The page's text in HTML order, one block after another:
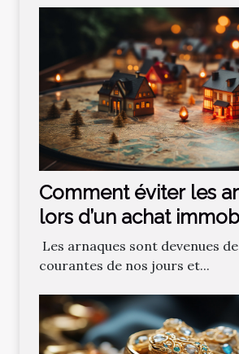
Comment‌ ‌éviter‌ ‌les‌
‌lors‌ ‌d’un‌ ‌achat‌
Les‌ ‌arnaques‌ ‌sont‌ ‌devenues‌
‌courantes‌ ‌de‌ ‌nos‌ ‌jours‌ ‌et‌...